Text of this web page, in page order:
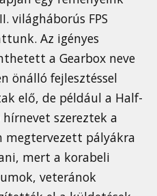
világháborús FPS
Az igényes
a Gearbox neve
önálló fejlesztéssel
elő, de például a Half-
szereztek a
megtervezett pályákra
mert a korabeli
veteránok